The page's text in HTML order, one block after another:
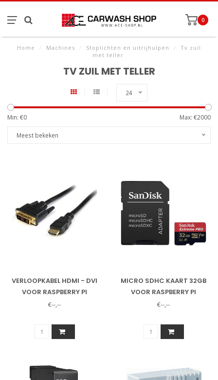
0
Home / Machines / Stoplichten en uitrijhulpen /
Tv zuil
met teller
TV ZUIL MET TELLER
24
Min: €0 Max: €2000
Meest bekeken
VERLOOPKABEL HDMI - DVI
VOOR RASPBERRY PI
€--,--
MICRO SDHC KAART 32GB
VOOR RASPBERRY PI
€--,--